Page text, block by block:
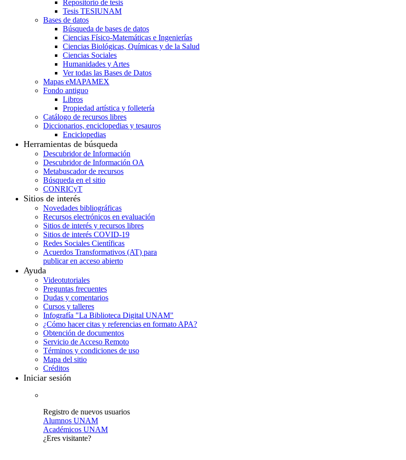
Repositorio de tesis
Tesis TESIUNAM
Bases de datos
Búsqueda de bases de datos
Ciencias Físico-Matemáticas e Ingenierías
Ciencias Biológicas, Químicas y de la Salud
Ciencias Sociales
Humanidades y Artes
Ver todas las Bases de Datos
Mapas eMAPAMEX
Fondo antiguo
Libros
Propiedad artística y folletería
Catálogo de recursos libres
Diccionarios, enciclopedias y tesauros
Enciclopedias
Herramientas de búsqueda
Descubridor de Información
Descubridor de Información OA
Metabuscador de recursos
Búsqueda en el sitio
CONRICyT
Sitios de interés
Novedades bibliográficas
Recursos electrónicos en evaluación
Sitios de interés y recursos libres
Sitios de interés COVID-19
Redes Sociales Científicas
Acuerdos Transformativos (AT) para
publicar en acceso abierto
Ayuda
Videotutoriales
Preguntas frecuentes
Dudas y comentarios
Cursos y talleres
Infografía "La Biblioteca Digital UNAM"
¿Cómo hacer citas y referencias en formato APA?
Obtención de documentos
Servicio de Acceso Remoto
Términos y condiciones de uso
Mapa del sitio
Créditos
Iniciar sesión
Registro de nuevos usuarios
Alumnos UNAM
Académicos UNAM
¿Eres visitante?